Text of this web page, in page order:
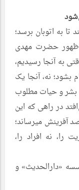
به اتوبان برسد؛
ظهور حضرت مهدى
به آنجا رسیدیم،
نه، آنجا یک
بشر و حیات مطلوب
در راهى که این
آفرینش میرساند؛
را، نه افراد را،
«دارالحدیث» و